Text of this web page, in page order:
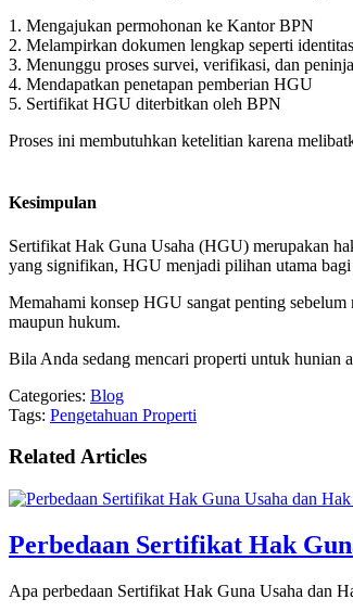
1. Mengajukan permohonan ke Kantor BPN
2. Melampirkan dokumen lengkap seperti
3. Menunggu proses survei, verifikasi, dan
4. Mendapatkan penetapan pemberian HGU
5. Sertifikat HGU diterbitkan oleh BPN
Proses ini membutuhkan ketelitian karena
Kesimpulan
Sertifikat Hak Guna Usaha (HGU) merupakan
yang signifikan, HGU menjadi pilihan utama bagi
Memahami konsep HGU sangat penting
maupun hukum.
Bila Anda sedang mencari properti untuk hunian
Categories: Blog
Tags: Pengetahuan Properti
Related Articles
Perbedaan Sertifikat Hak
Apa perbedaan Sertifikat Hak Guna Usaha dan